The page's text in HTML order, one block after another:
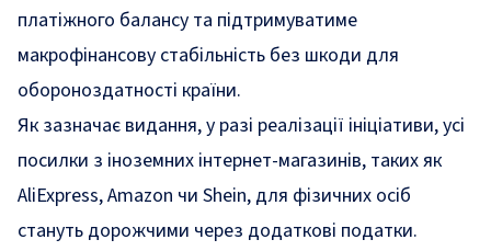
платіжного балансу та підтримуватиме
макрофінансову стабільність без шкоди для
обороноздатності країни.
Як зазначає видання, у разі реалізації ініціативи, усі
посилки з іноземних інтернет-магазинів, таких як
AliExpress, Amazon чи Shein, для фізичних осіб
стануть дорожчими через додаткові податки.